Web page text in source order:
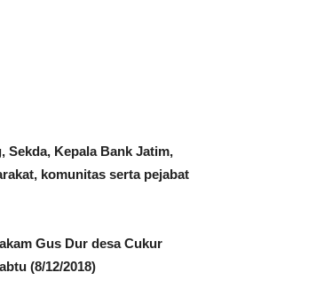
Sekda, Kepala Bank Jatim,
komunitas serta pejabat
Gus Dur desa Cukur
(8/12/2018)